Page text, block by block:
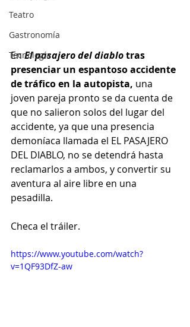
Teatro
Gastronomía
Tecnología
En El pasajero del diablo tras
presenciar un espantoso accidente
de tráfico en la autopista, una
joven pareja pronto se da cuenta de
que no salieron solos del lugar del
accidente, ya que una presencia
demoníaca llamada el EL PASAJERO
DEL DIABLO, no se detendrá hasta
reclamarlos a ambos, y convertir su
aventura al aire libre en una
pesadilla.
Checa el tráiler.
https://www.youtube.com/watch?
v=1QF93DfZ-aw